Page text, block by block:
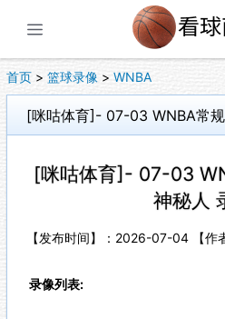
首页 > 篮球录像 > WNBA
[咪咕体育]- 07-03 WNBA常
[咪咕体育]- 07-03
神秘人
【发布时间】：2026-07-04 【作
录像列表: